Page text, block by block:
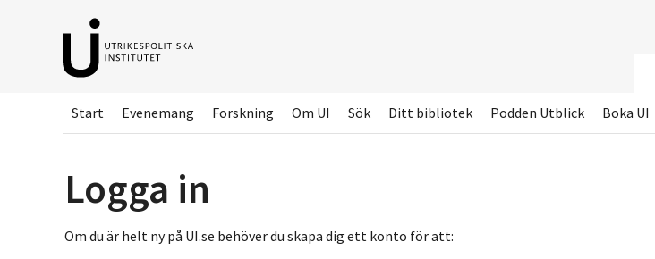
Start Evenemang Forskning Om UI Sök Ditt bibliotek Podden Utblick Boka UI
Logga in
Om du är helt ny på UI.se behöver du skapa dig ett konto för att: